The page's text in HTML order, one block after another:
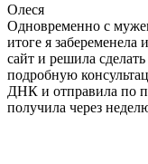
Олеся
Одновременно с
итоге я забеременела
сайт и решила
подробную
ДНК и отправила по
получила через